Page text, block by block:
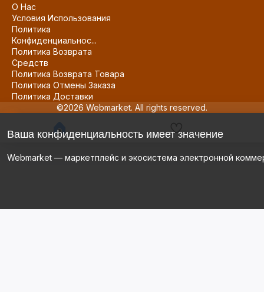
О Нас
Условия Использования
Политика
Конфиденциальнос...
Политика Возврата
Средств
Политика Возврата Товара
Политика Отмены Заказа
Политика Доставки
©2026 Webmarket. All rights reserved.
Ваша конфиденциальность имеет значение
Webmarket — маркетплейс и экосистема электронной